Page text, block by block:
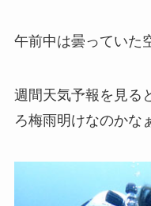
午前中は曇っていた
週間天気予報を見る
ろ梅雨明けなのかな